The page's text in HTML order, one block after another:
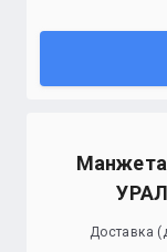
Манжета
Доставка